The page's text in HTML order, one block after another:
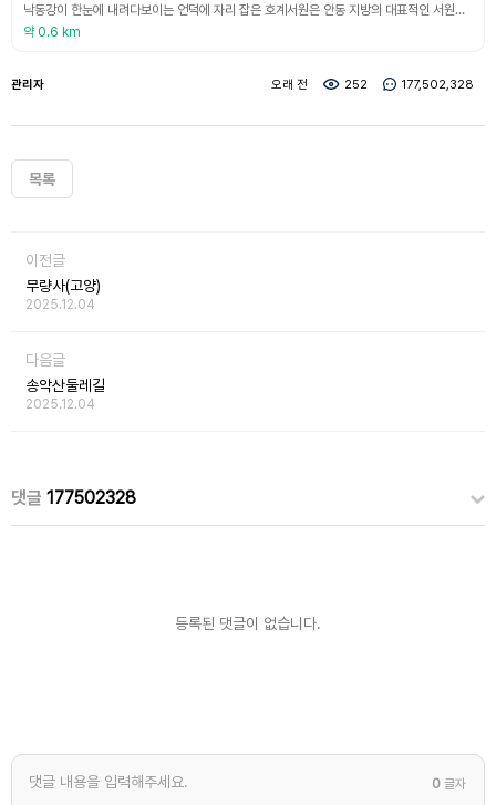
낙동강이 한눈에 내려다보이는 언덕에 자리 잡은 호계서원은 안동 지방의 대표적인 서원이다. 1573년 지방 사림들이 백련사 절터에 여강서원을 세워 퇴계 이황의 위패를 봉안하고 도학을 강론하였는데, 1605년 이곳이 대홍수로 인해 유실되었다. 이후 1620년 이황의 큰 제자인 서애 류성룡과 학봉 김성일의 위패를 추가 배향하고 1676년 사액을 받고 ‘호계’로 이름을 바꾸었다. 원래 월곡면 도곡동에 있었으나 안동댐 건설 수몰지구로 1973년 지금의 위치로 옮
약 0.6 km
관리자 오래 전 252 177,502,328
목록
이전글
무량사(고양)
2025.12.04
다음글
송악산둘레길
2025.12.04
댓글 177502328
등록된 댓글이 없습니다.
0 글자